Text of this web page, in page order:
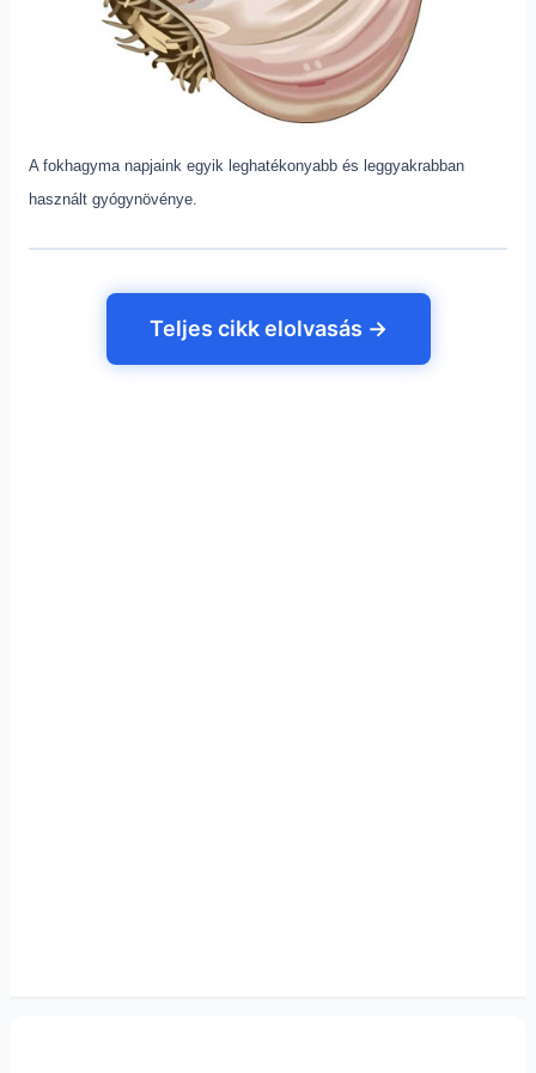
A fokhagyma napjaink egyik leghatékonyabb és leggyakrabban
használt gyógynövénye.
Teljes cikk elolvasás →